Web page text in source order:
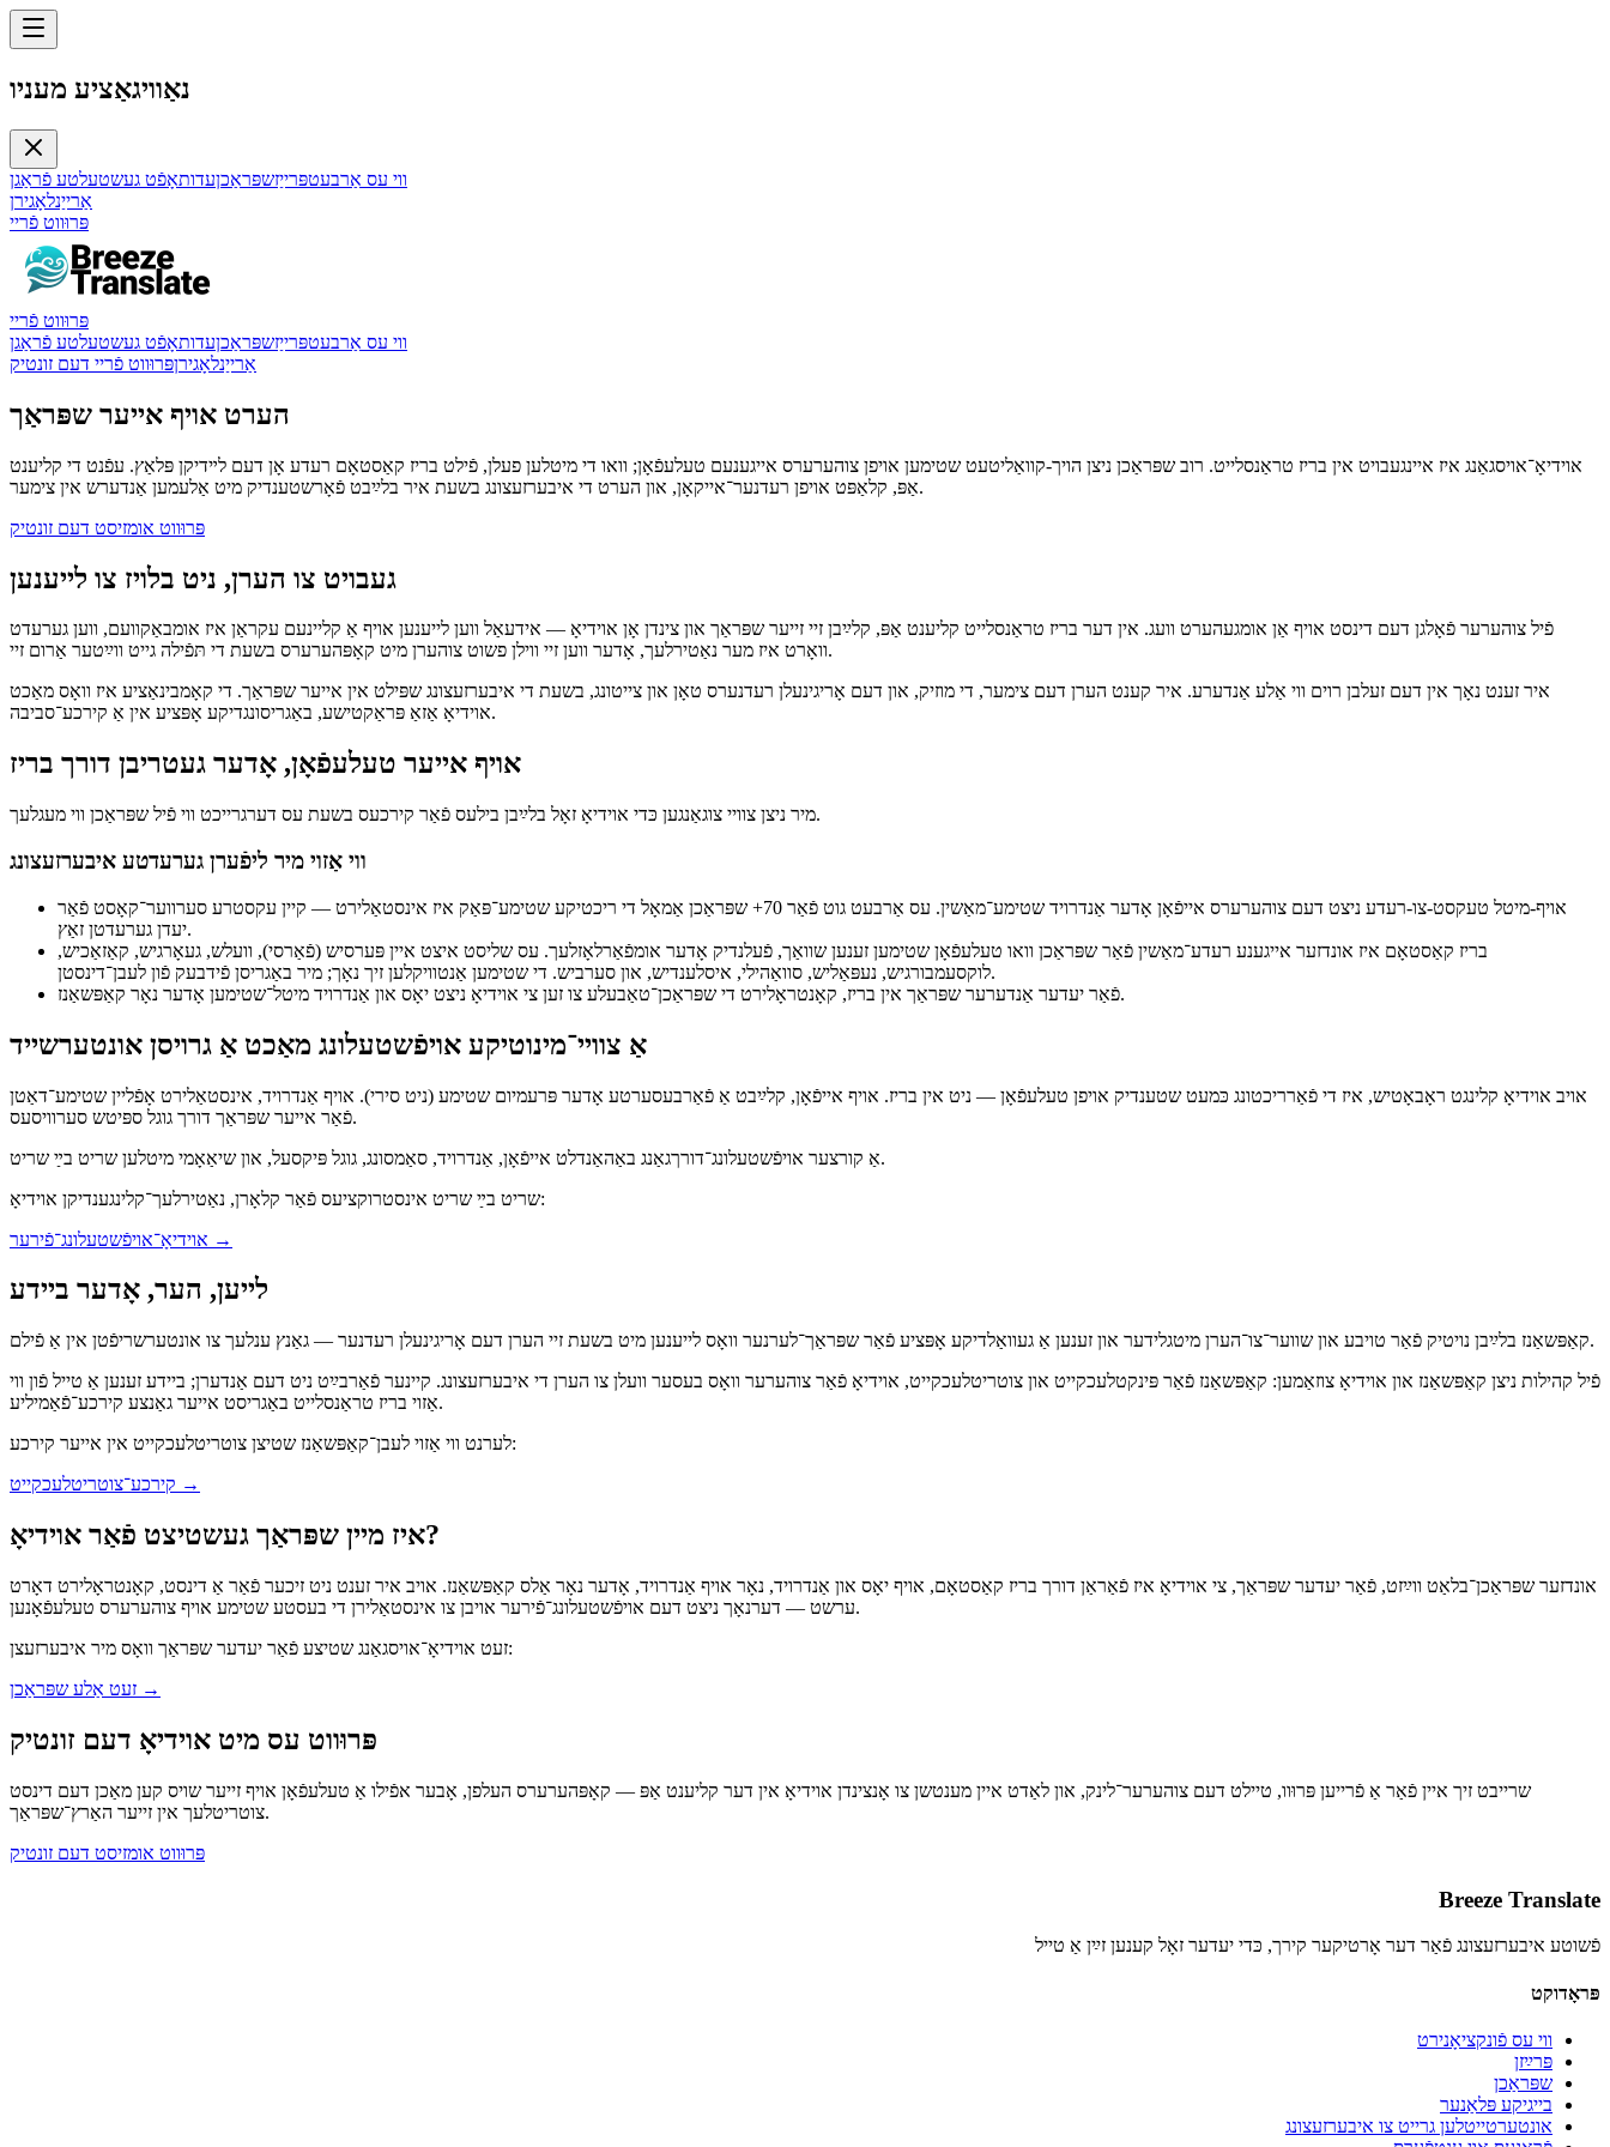
נאַוויגאַציע מעניו
ווי עס אַרבעטפּרייַזשפּראַכןעדותאָפֿט געשטעלטע פֿראַגן
אַרייַנלאָגירן
פּרוּווט פֿריי
פּרוּווט פֿריי
ווי עס אַרבעטפּרייַזשפּראַכןעדותאָפֿט געשטעלטע פֿראַגן
אַרייַנלאָגירןפּרוּווט פֿריי דעם זונטיק
הערט אויף אייער שפּראַך
אוידיאָ־אויסגאַנג איז איינגעבויט אין בריז טראַנסלייט. רוב שפּראַכן ניצן הויך-קוואַליטעט שטימען אויפן צוהערערס אייגענעם טעלעפֿאָן; וואו די מיטלען פעלן, פֿילט בריז קאַסטאָם רעדע אָן דעם לײדיקן פּלאַץ. עפֿנט די קליענט
אַפּ, קלאַפּט אויפן רעדנער־אייקאָן, און הערט די איבערזעצונג בשעת איר בלײַבט פֿאָרשטענדיק מיט אַלעמען אַנדערש אין צימער.
פּרוּווט אומזיסט דעם זונטיק
געבויט צו הערן, ניט בלויז צו לייענען
פֿיל צוהערער פֿאָלגן דעם דינסט אויף אַן אומגעהערט וועג. אין דער בריז טראַנסלייט קליענט אַפּ, קלײַבן זיי זייער שפּראַך און צינדן אָן אוידיאָ — אידעאַל ווען לייענען אויף אַ קליינעם עקראַן איז אומבאַקוועם, ווען גערעדט
וואָרט איז מער נאַטירלעך, אָדער ווען זיי ווילן פשוט צוהערן מיט קאָפּהערערס בשעת די תּפֿילה גייט ווײַטער אַרום זיי.
איר זענט נאָך אין דעם זעלבן רוים ווי אַלע אַנדערע. איר קענט הערן דעם צימער, די מוזיק, און דעם אָריגינעלן רעדנערס טאָן און צייטונג, בשעת די איבערזעצונג שפּילט אין אייער שפּראַך. די קאָמבינאַציע איז וואָס מאַכט
אוידיאָ אַזאַ פּראַקטישע, באַגריסונגדיקע אָפּציע אין אַ קירכע־סביבה.
אויף אייער טעלעפֿאָן, אָדער געטריבן דורך בריז
מיר ניצן צוויי צוגאַנגען כּדי אוידיאָ זאָל בלײַבן בילעס פֿאַר קירכעס בשעת עס דערגרייכט ווי פֿיל שפּראַכן ווי מעגלעך.
ווי אַזוי מיר ליפֿערן גערעדטע איבערזעצונג
אויף-מיטל טעקסט-צו-רעדע ניצט דעם צוהערערס אייפֿאָן אָדער אַנדרויד שטימע־מאַשין. עס אַרבעט גוט פֿאַר 70+ שפּראַכן אַמאָל די ריכטיקע שטימע־פּאַק איז אינסטאַלירט — קיין עקסטרע סערווער־קאָסט פֿאַר
יעדן גערעדטן זאַץ.
בריז קאַסטאָם איז אונדזער אייגענע רעדע־מאַשין פֿאַר שפּראַכן וואו טעלעפֿאָן שטימען זענען שוואַך, פֿעלנדיק אָדער אומפֿאַרלאָזלעך. עס שליסט איצט איין פּערסיש (פֿאַרסי), וועלש, געאָרגיש, קאַזאַכיש,
לוקסעמבורגיש, נעפּאַליש, סוואַהילי, איסלענדיש, און סערביש. די שטימען אַנטוויקלען זיך נאָך; מיר באַגריסן פֿידבעק פֿון לעבן־דינסטן.
פֿאַר יעדער אַנדערער שפּראַך אין בריז, קאָנטראָלירט די שפּראַכן־טאַבעלע צו זען צי אוידיאָ ניצט יאָס און אַנדרויד מיטל־שטימען אָדער נאָר קאַפּשאַנז.
אַ צוויי־מינוטיקע אויפֿשטעלונג מאַכט אַ גרויסן אונטערשייד
אויב אוידיאָ קלינגט ראָבאָטיש, איז די פֿאַרריכטונג כּמעט שטענדיק אויפן טעלעפֿאָן — ניט אין בריז. אויף אייפֿאָן, קלײַבט אַ פֿאַרבעסערטע אָדער פּרעמיום שטימע (ניט סירי). אויף אַנדרויד, אינסטאַלירט אָפֿליין שטימע־דאַטן
פֿאַר אייער שפּראַך דורך גוגל ספּיטש סערוויסעס.
אַ קורצער אויפֿשטעלונג־דורךגאַנג באַהאַנדלט אייפֿאָן, אַנדרויד, סאַמסונג, גוגל פּיקסעל, און שיאַאָמי מיטלען שריט בײַ שריט.
שריט בײַ שריט אינסטרוקציעס פֿאַר קלאָרן, נאַטירלעך־קלינגענדיקן אוידיאָ:
אוידיאָ־אויפֿשטעלונג־פֿירער →
לייען, הער, אָדער ביידע
קאַפּשאַנז בלײַבן נויטיק פֿאַר טויבע און שווער־צו־הערן מיטגלידער און זענען אַ געוואַלדיקע אָפּציע פֿאַר שפּראַך־לערנער וואָס לייענען מיט בשעת זיי הערן דעם אָריגינעלן רעדנער — גאַנץ ענלעך צו אונטערשריפֿטן אין אַ פֿילם.
פֿיל קהילות ניצן קאַפּשאַנז און אוידיאָ צוזאַמען: קאַפּשאַנז פֿאַר פּינקטלעכקייט און צוטריטלעכקייט, אוידיאָ פֿאַר צוהערער וואָס בעסער וועלן צו הערן די איבערזעצונג. קיינער פֿאַרבײַט ניט דעם אַנדערן; ביידע זענען אַ טייל פֿון ווי
אַזוי בריז טראַנסלייט באַגריסט אייער גאַנצע קירכע־פֿאַמיליע.
לערנט ווי אַזוי לעבן־קאַפּשאַנז שטיצן צוטריטלעכקייט אין אייער קירכע:
קירכע־צוטריטלעכקייט →
איז מיין שפּראַך געשטיצט פֿאַר אוידיאָ?
אונדזער שפּראַכן־בלאַט ווײַזט, פֿאַר יעדער שפּראַך, צי אוידיאָ איז פֿאַראַן דורך בריז קאַסטאָם, אויף יאָס און אַנדרויד, נאָר אויף אַנדרויד, אָדער נאָר אַלס קאַפּשאַנז. אויב איר זענט ניט זיכער פֿאַר אַ דינסט, קאָנטראָלירט דאָרט
ערשט — דערנאָך ניצט דעם אויפֿשטעלונג־פֿירער אויבן צו אינסטאַלירן די בעסטע שטימע אויף צוהערערס טעלעפֿאָנען.
זעט אוידיאָ־אויסגאַנג שטיצע פֿאַר יעדער שפּראַך וואָס מיר איבערזעצן:
זעט אַלע שפּראַכן →
פּרוּווט עס מיט אוידיאָ דעם זונטיק
שרייבט זיך איין פֿאַר אַ פֿרייען פּרוּוו, טיילט דעם צוהערער־לינק, און לאַדט איין מענטשן צו אָנצינדן אוידיאָ אין דער קליענט אַפּ — קאָפּהערערס העלפן, אָבער אפֿילו אַ טעלעפֿאָן אויף זייער שויס קען מאַכן דעם דינסט
צוטריטלעך אין זייער האַרץ־שפּראַך.
פּרוּווט אומזיסט דעם זונטיק
Breeze Translate
פֿשוטע איבערזעצונג פֿאַר דער אָרטיקער קירך, כּדי יעדער זאָל קענען זײַן אַ טייל
פּראָדוקט
ווי עס פֿונקציאָנירט
פּרײַזן
שפּראַכן
בייגיקע פּלאַנער
אונטערטייטלען גרייט צו איבערזעצונג